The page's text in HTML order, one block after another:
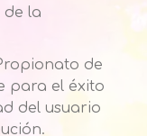
de la
de
para el éxito
del usuario